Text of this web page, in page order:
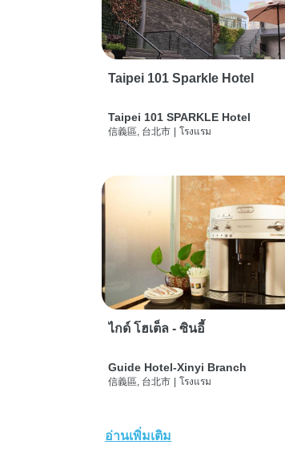
Taipei 101 Sparkle Hotel
Taipei 101 SPARKLE Hotel
信義區, 台北市 โรงแรม
ไกด์ โฮเต็ล - ซินอี้
Guide Hotel-Xinyi Branch
信義區, 台北市 | โรงแรม
อ่านเพิ่มเติม